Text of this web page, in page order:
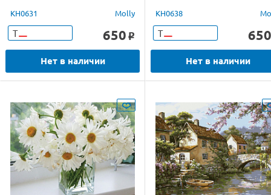
KH0631 Molly
Т 650 o
Нет в наличии
KH0638
Т 650
Нет в наличии